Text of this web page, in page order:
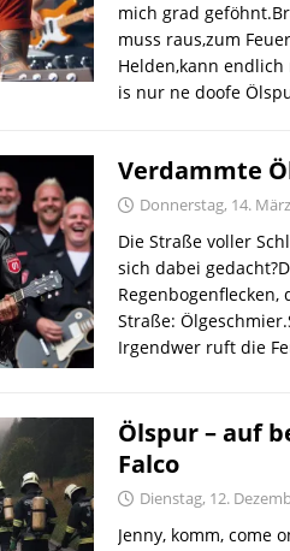
mich grad
muss raus,zum
Helden,kann endlich
is nur ne doofe
Verdammte
Donnerstag, 14.
Die Straße voller
sich dabei
Straße:
Irgendwer ruft die
Ölspur – auf
Falco
Dienstag, 12.
Jenny, komm, come